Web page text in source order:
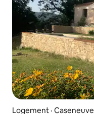
Logement · Caseneuve